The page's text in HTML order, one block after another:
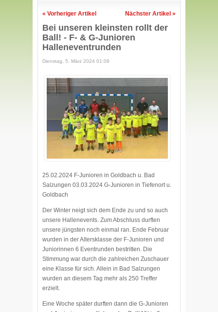
Nächster Artikel »
« Vorheriger Artikel
Bei unseren kleinsten rollt der
Ball! - F- & G-Junioren
Halleneventrunden
Dienstag, 5. März 2024 01:09
25.02.2024 F-Junioren in Goldbach u. Bad
Salzungen 03.03.2024 G-Junioren in Tiefenort u.
Goldbach
Der Winter neigt sich dem Ende zu und so auch
unsere Hallenevents. Zum Abschluss durften
unsere jüngsten noch einmal ran. Ende Februar
wurden in der Altersklasse der F-Junioren und
Juniorinnen 6 Eventrunden bestritten. Die
Stimmung war durch die zahlreichen Zuschauer
eine Klasse für sich. Allein in Bad Salzungen
wurden an diesem Tag mehr als 250 Treffer
erzielt.
Eine Woche später durften dann die G-Junioren